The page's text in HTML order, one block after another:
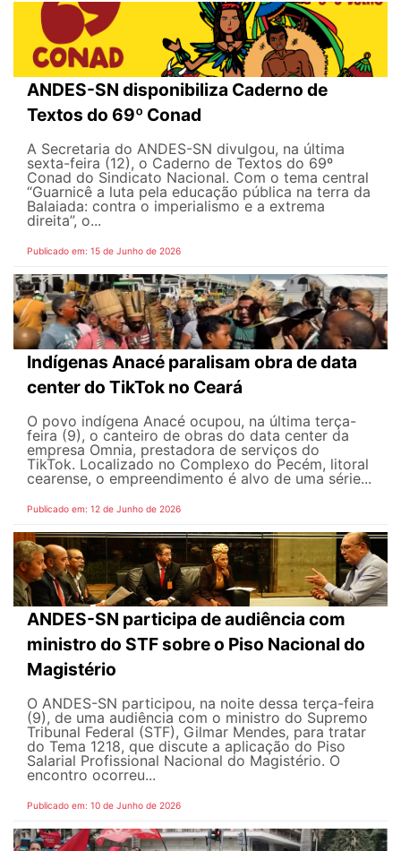
ANDES-SN disponibiliza Caderno de
Textos do 69º Conad
A Secretaria do ANDES-SN divulgou, na última
sexta-feira (12), o Caderno de Textos do 69º
Conad do Sindicato Nacional. Com o tema central
“Guarnicê a luta pela educação pública na terra da
Balaiada: contra o imperialismo e a extrema
direita”, o...
Publicado em: 15 de Junho de 2026
Indígenas Anacé paralisam obra de data
center do TikTok no Ceará
O povo indígena Anacé ocupou, na última terça-
feira (9), o canteiro de obras do data center da
empresa Omnia, prestadora de serviços do
TikTok. Localizado no Complexo do Pecém, litoral
cearense, o empreendimento é alvo de uma série...
Publicado em: 12 de Junho de 2026
ANDES-SN participa de audiência com
ministro do STF sobre o Piso Nacional do
Magistério
O ANDES-SN participou, na noite dessa terça-feira
(9), de uma audiência com o ministro do Supremo
Tribunal Federal (STF), Gilmar Mendes, para tratar
do Tema 1218, que discute a aplicação do Piso
Salarial Profissional Nacional do Magistério. O
encontro ocorreu...
Publicado em: 10 de Junho de 2026